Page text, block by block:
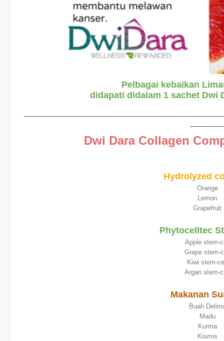
Pelbagai kebaikan
didapati didalam 1 sachet Dwi
Dwi Dara Collagen
Hydrolyzed
Orange
Lemon
Grapefruit
Phytocelltec
Apple stem-
Grape stem-
Kiwi stem-
Argan stem-
Makanan
Buah
Madu
Kurma
Kismis